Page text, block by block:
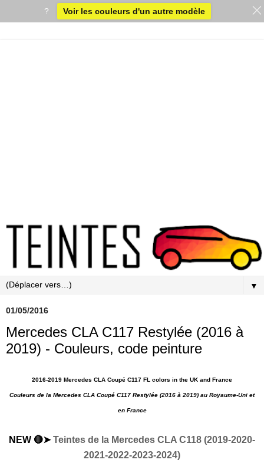
▼
01/05/2016
Mercedes CLA C117 Restylée (2016 à
2019) - Couleurs, code peinture
2016-2019 Mercedes CLA Coupé C117 FL colors in the UK and France
Couleurs de la Mercedes CLA Coupé C117 Restylée (2016 à 2019) au Royaume-Uni et
en France
NEW 🔴➤Teintes de la Mercedes CLA C118 (2019-2020-
2021-2022-2023-2024)
? Voir les couleurs d'un autre modèle